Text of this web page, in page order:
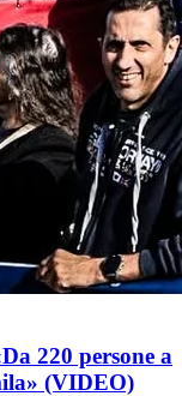
220 persone a
(VIDEO)